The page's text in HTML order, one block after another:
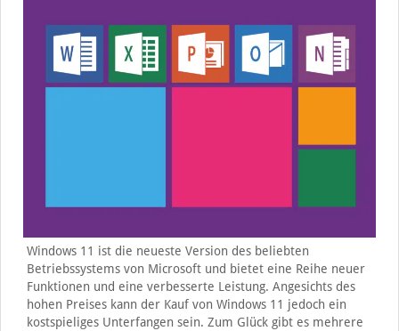
Windows 11 ist die neueste Version des beliebten
Betriebssystems von Microsoft und bietet eine Reihe neuer
Funktionen und eine verbesserte Leistung. Angesichts des
hohen Preises kann der Kauf von Windows 11 jedoch ein
kostspieliges Unterfangen sein. Zum Glück gibt es mehrere